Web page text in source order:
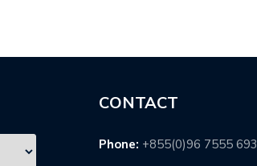
CONTACT
Phone: +855(0)96 7555 693